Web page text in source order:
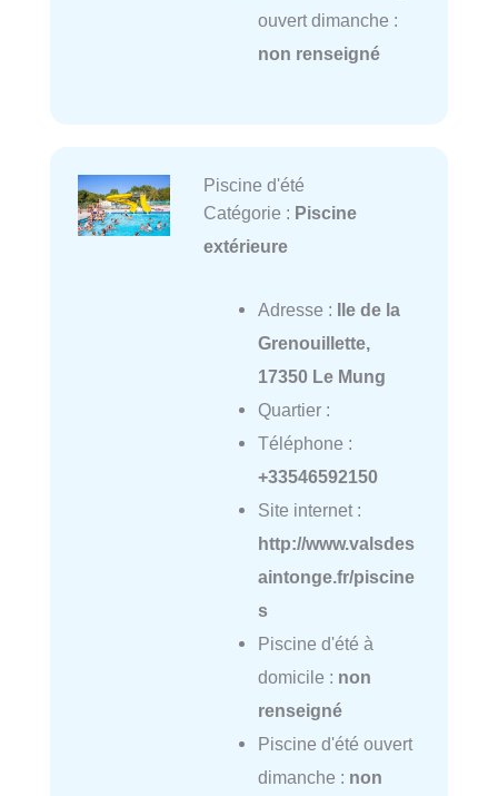
ouvert dimanche :
non renseigné
Piscine d'été
Catégorie : Piscine
extérieure
Adresse : Ile de la
Grenouillette,
17350 Le Mung
Quartier :
Téléphone :
+33546592150
Site internet :
http://www.valsdes
aintonge.fr/piscine
s
Piscine d'été à
domicile : non
renseigné
Piscine d'été ouvert
dimanche : non